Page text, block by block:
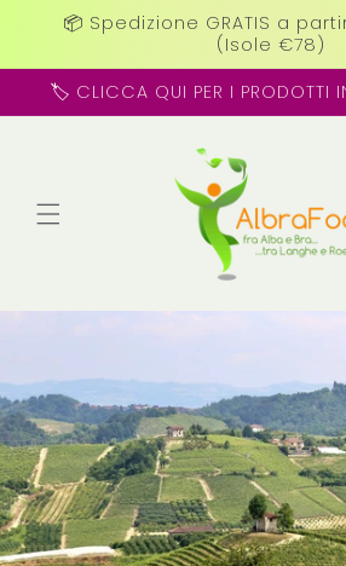
direttamente
📦 Spedizione GRATIS a
(Isole €78)
🏷️ CLICCA QUI PER I PRODOTTI